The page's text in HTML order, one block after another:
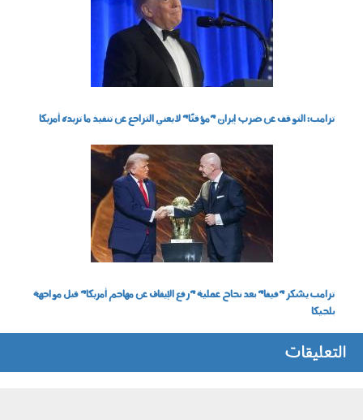
ترامب: التوقف عن ضرب إيران "مؤقتًا" لا يعني التراجع عن تنفيذ ما تريده أمريكا
ترامب يشكر "فيفا" بعد نجاح عملية "رفع الإيقاف عن مهاجم أمريكا" قبل مواجهة
بلجيكا
التعليقات